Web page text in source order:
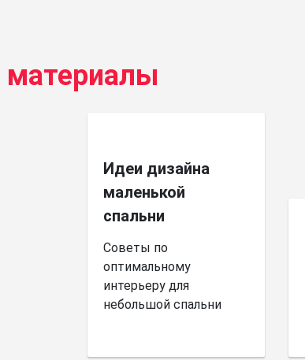
материалы
Идеи дизайна
маленькой
спальни
Советы по
оптимальному
интерьеру для
небольшой спальни